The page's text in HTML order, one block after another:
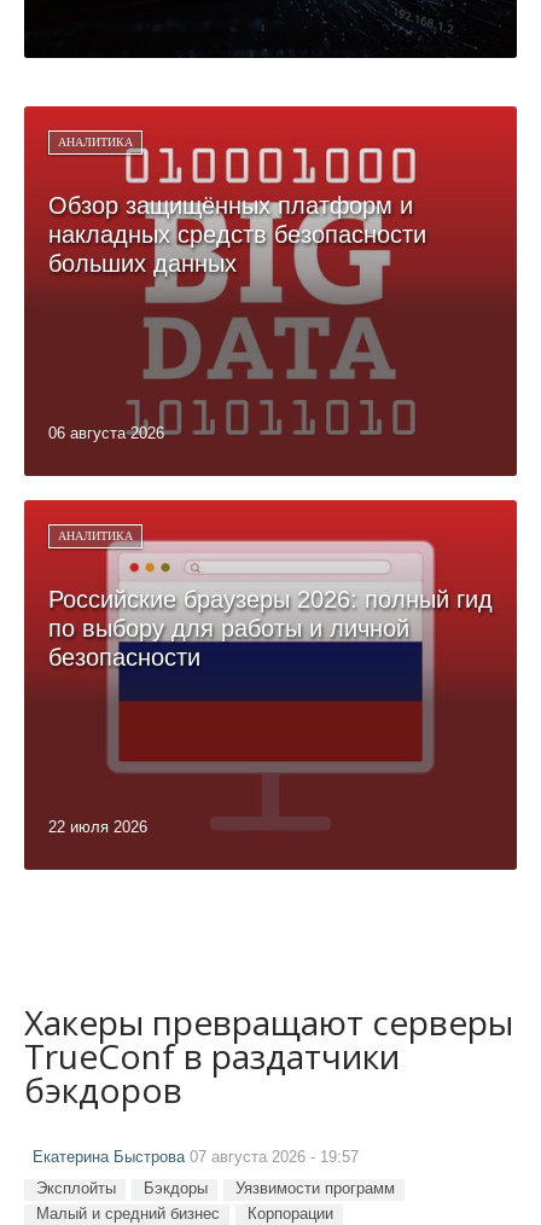
АНАЛИТИКА
Обзор защищённых платформ и
накладных средств безопасности
больших данных
06 августа 2026
АНАЛИТИКА
Российские браузеры 2026: полный гид
по выбору для работы и личной
безопасности
22 июля 2026
Хакеры превращают серверы
TrueConf в раздатчики
бэкдоров
Екатерина Быстрова07 августа 2026 - 19:57
Эксплойты Бэкдоры
Уязвимости программ
Малый и средний бизнес
Корпорации